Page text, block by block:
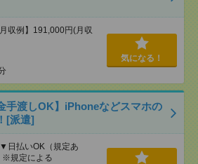
収例】191,000円(月収
気になる！
手渡しOK】iPhoneなどスマホの
[派遣]
払いOK（規定あ
規定による